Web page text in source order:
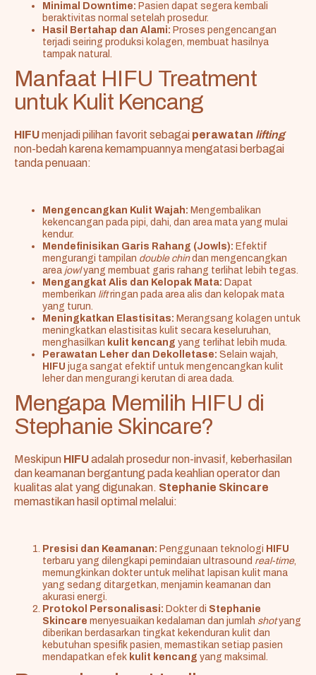
Minimal Downtime: Pasien dapat segera kembali
beraktivitas normal setelah prosedur.
Hasil Bertahap dan Alami: Proses pengencangan
terjadi seiring produksi kolagen, membuat hasilnya
tampak natural.
Manfaat HIFU Treatment
untuk Kulit Kencang
HIFUmenjadi pilihan favorit sebagai perawatan lifting
non-bedah karena kemampuannya mengatasi berbagai
tanda penuaan:
Mengencangkan Kulit Wajah: Mengembalikan
kekencangan pada pipi, dahi, dan area mata yang mulai
kendur.
Mendefinisikan Garis Rahang (Jowls): Efektif
mengurangi tampilan double chindan mengencangkan
area jowlyang membuat garis rahang terlihat lebih tegas.
Mengangkat Alis dan Kelopak Mata: Dapat
memberikan liftringan pada area alis dan kelopak mata
yang turun.
Meningkatkan Elastisitas: Merangsang kolagen untuk
meningkatkan elastisitas kulit secara keseluruhan,
menghasilkan kulit kencang yang terlihat lebih muda.
Perawatan Leher dan Dekolletase: Selain wajah,
HIFU juga sangat efektif untuk mengencangkan kulit
leher dan mengurangi kerutan di area dada.
Mengapa Memilih HIFU di
Stephanie Skincare?
Meskipun HIFUadalah prosedur non-invasif, keberhasilan
dan keamanan bergantung pada keahlian operator dan
kualitas alat yang digunakan. Stephanie Skincare
memastikan hasil optimal melalui:
Presisi dan Keamanan: Penggunaan teknologi HIFU
terbaru yang dilengkapi pemindaian ultrasound real-time,
memungkinkan dokter untuk melihat lapisan kulit mana
yang sedang ditargetkan, menjamin keamanan dan
akurasi energi.
Protokol Personalisasi: Dokter di Stephanie
Skincare menyesuaikan kedalaman dan jumlah shotyang
diberikan berdasarkan tingkat kekenduran kulit dan
kebutuhan spesifik pasien, memastikan setiap pasien
mendapatkan efek kulit kencang yang maksimal.